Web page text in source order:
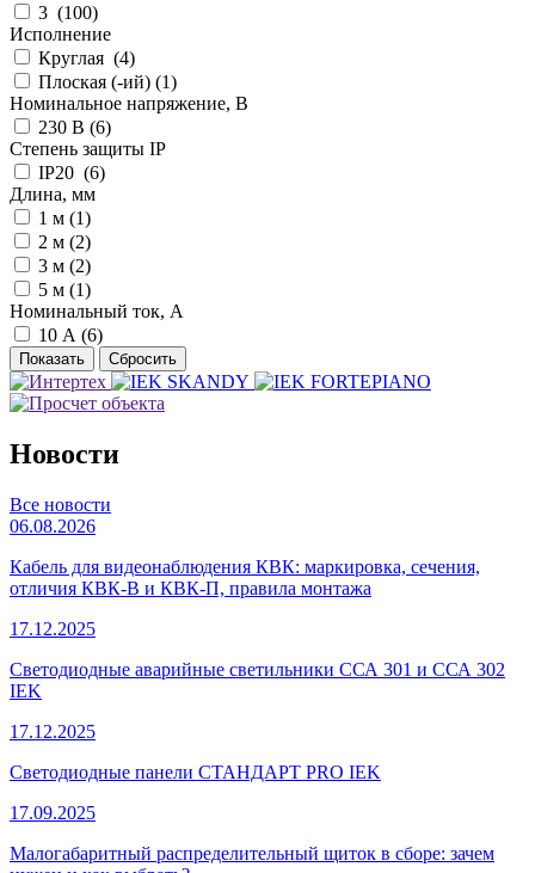
3 (100)
Исполнение
Круглая (4)
Плоская (-ий) (1)
Номинальное напряжение, В
230 В (6)
Степень защиты IP
IP20 (6)
Длина, мм
1 м (1)
2 м (2)
3 м (2)
5 м (1)
Номинальный ток, А
10 А (6)
Новости
Все новости
06.08.2026
Кабель для видеонаблюдения КВК: маркировка, сечения,
отличия КВК-В и КВК-П, правила монтажа
17.12.2025
Светодиодные аварийные светильники ССА 301 и ССА 302
IEK
17.12.2025
Светодиодные панели СТАНДАРТ PRO IEK
17.09.2025
Малогабаритный распределительный щиток в сборе: зачем